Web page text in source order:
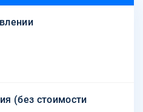
(без стоимости